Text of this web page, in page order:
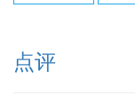
点评